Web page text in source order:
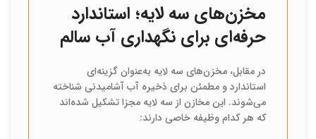
مخزن‌های سه لایه؛ استاندارد
حرفه‌ای برای نگهداری آب سالم
در مقابل، مخزن‌های سه لایه به‌عنوان گزینه‌ای
استاندارد و مطمئن برای ذخیره آب آشامیدنی شناخته
می‌شوند. این مخازن از سه لایه مجزا تشکیل شده‌اند
که هر کدام وظیفه خاصی دارند: